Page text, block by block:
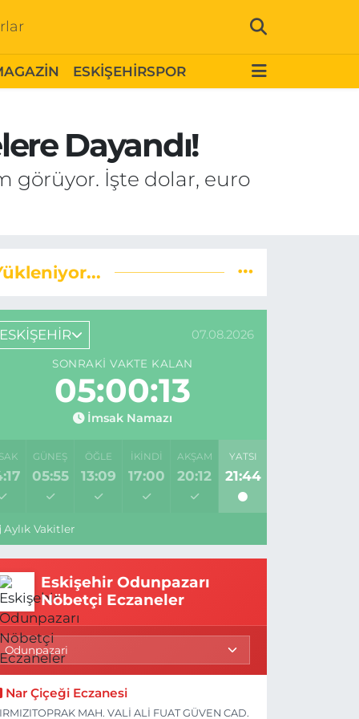
ESKİŞEHİRSPOR
Dayandı!
görüyor. İşte dolar, euro
ESKİŞEHİR 07.08.2026
SONRAKI VAKTE KALAN
05:00:12
İmsak Namazı
GÜNEŞ
05:55
ÖĞLE
13:09
İKINDI
17:00
AKŞAM
20:12
YATSI
21:44
Aylık Vakitler
Eskişehir Odunpazarı
Nöbetçi Eczaneler
Nar Çiçeği Eczanesi
MAH. VALİ ALİ FUAT GÜVEN CAD.